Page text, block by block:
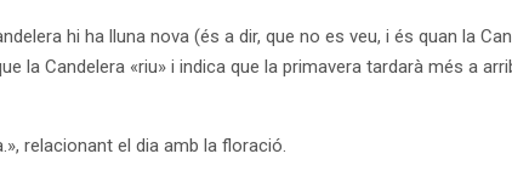
hi ha lluna nova (és a dir, que no es veu, i és quan la
la Candelera «riu» i indica que la primavera tardarà més a
relacionant el dia amb la floració.